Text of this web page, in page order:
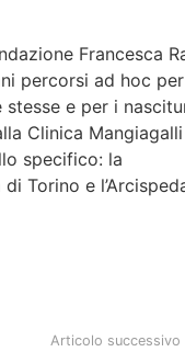
Francesca
percorsi ad hoc
e per i
Clinica
specifico: la
Torino e
Articolo successivo